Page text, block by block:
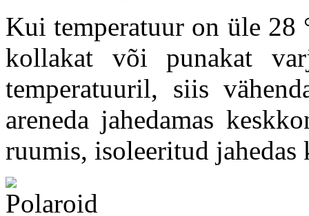
Kui temperatuur on üle 28
kollakat või punakat
temperatuuril, siis
areneda jahedamas
ruumis, isoleeritud